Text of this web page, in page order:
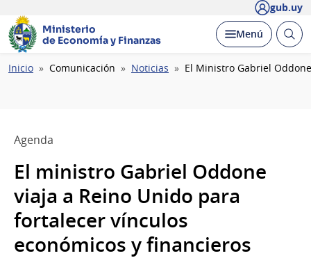
gub.uy
Ministerio
de Economía y Finanzas
Desplegar
Menú Abrir
Ruta
Inicio Comunicación Noticias El Ministro Gabriel
Agenda
El ministro Gabriel Oddone
viaja a Reino Unido para
fortalecer vínculos
económicos y financieros